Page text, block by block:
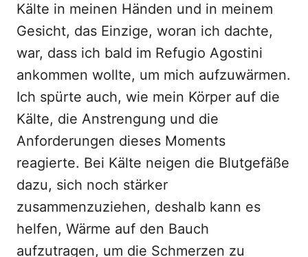
Kälte in meinen Händen und in meinem
Gesicht, das Einzige, woran ich dachte,
war, dass ich bald im Refugio Agostini
ankommen wollte, um mich aufzuwärmen.
Ich spürte auch, wie mein Körper auf die
Kälte, die Anstrengung und die
Anforderungen dieses Moments
reagierte. Bei Kälte neigen die Blutgefäße
dazu, sich noch stärker
zusammenzuziehen, deshalb kann es
helfen, Wärme auf den Bauch
aufzutragen, um die Schmerzen zu